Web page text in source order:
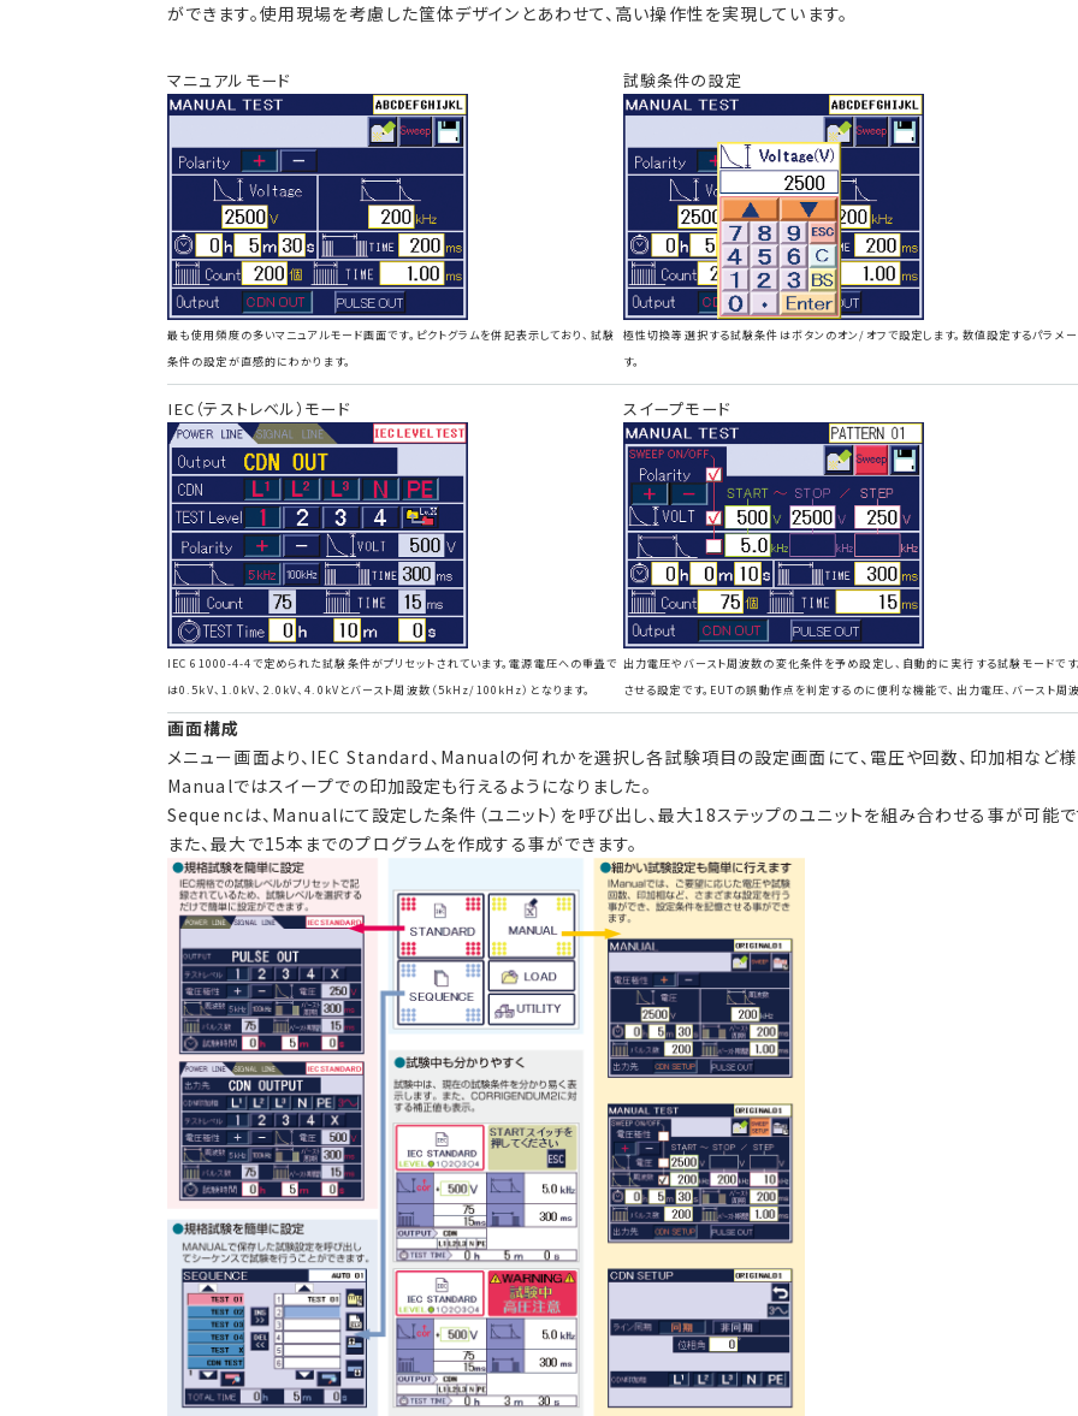
ができます。使用現場を考慮した筺体デザインとあわせて、高い操作性を実現しています。
マニュアルモード
最も使用頻度の多いマニュアルモード画面です。ピクトグラムを併記表示しており、試験
条件の設定が直感的にわかります。
試験条件の設定
極性切換等選択する試験条件はボタンのオン/オフで設定します。数値設定するパラメ
す。
IEC（テストレベル）モード
IEC 61000-4-4で定められた試験条件がプリセットされています。電源電圧への重畳で
は0.5kV、1.0kV、2.0kV、4.0kVとバースト周波数（5kHz/100kHz）となります。
スイープモード
出力電圧やバースト周波数の変化条件を予め設定し、自動的に実行する試験モードで
させる設定です。EUTの誤動作点を判定するのに便利な機能で、出力電圧、バースト周
画面構成
メニュー画面より、IEC Standard、Manualの何れかを選択し各試験項目の設定画面にて、電圧や回数、印加相など様
Manualではスイープでの印加設定も行えるようになりました。
Sequencは、Manualにて設定した条件（ユニット）を呼び出し、最大18ステップのユニットを組み合わせる事が可能で
また、最大で15本までのプログラムを作成する事ができます。